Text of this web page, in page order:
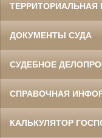
ТЕРРИТОРИАЛЬНАЯ
ДОКУМЕНТЫ СУДА
СУДЕБНОЕ
СПРАВОЧНАЯ
КАЛЬКУЛЯТОР